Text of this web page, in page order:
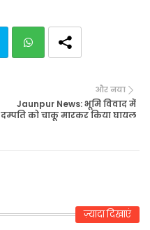
ats
और नया
Jaunpur News: भूमि विवाद में
दम्पति को चाकू मारकर किया घायल
ज़्यादा दिखाएं